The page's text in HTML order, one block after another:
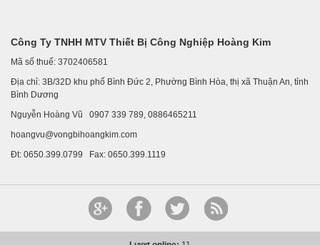
Công Ty TNHH MTV Thiết Bị Công Nghiệp Hoàng Kim
Mã số thuế: 3702406581
Địa chỉ: 3B/32D khu phố Bình Đức 2, Phường Bình Hòa, thị xã Thuận An, tỉnh
Bình Dương
Nguyễn Hoàng Vũ 0907 339 789, 0886465211
hoangvu@vongbihoangkim.com
Đt: 0650.399.0799 Fax: 0650.399.1119